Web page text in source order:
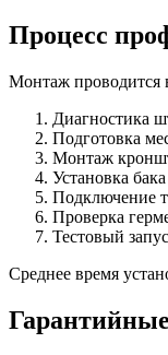
Процесс
Монтаж проводится
Диагностика
Подготовка
Монтаж
Установка
Подключение
Проверка
Тестовый
Среднее время
Гарантийные